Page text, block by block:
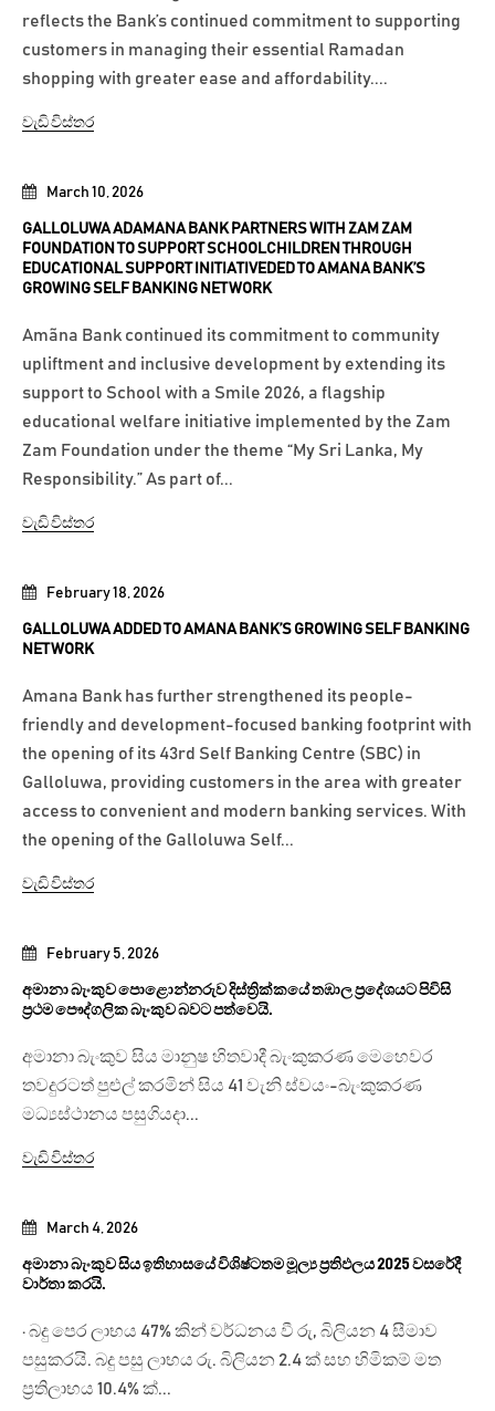
March 4, 2026
අමානා බැංකුව සිය ඉතිහාසයේ විශිෂ්ටතම මූල්‍ය ප්‍රතිඵලය 2025 වසරේදී
වාර්තා කරයි.
· බදු පෙර ලාභය 47% කින් වර්ධනය වී රු, බිලියන 4 සීමාව
පසුකරයි. බදු පසු ලාභය රු. බිලියන 2.4 ක් සහ හිමිකම් මත
ප්‍රතිලාභය 10.4% ක්...
February 5, 2026
අමානා බැංකුව පොළොන්නරුව දිස්ත්‍රික්කයේ තඹාල ප්‍රදේශයට පිවිසි
ප්‍රථම පෞද්ගලික බැංකුව බවට පත්වෙයි.
අමානා බැංකුව සිය මානුෂ හිතවාදී බැංකුකරණ මෙහෙවර
තවදුරටත් පුළුල් කරමින් සිය 41 වැනි ස්වයං-බැංකුකරණ
මධ්‍යස්ථානය පසුගියදා...
වැඩි විස්තර
February 18, 2026
GALLOLUWA ADDED TO AMANA BANK’S GROWING SELF BANKING
NETWORK
Amana Bank has further strengthened its people-
friendly and development-focused banking footprint with
the opening of its 43rd Self Banking Centre (SBC) in
Galloluwa, providing customers in the area with greater
access to convenient and modern banking services. With
the opening of the Galloluwa Self...
වැඩි විස්තර
March 10, 2026
GALLOLUWA ADAMANA BANK PARTNERS WITH ZAM ZAM
FOUNDATION TO SUPPORT SCHOOLCHILDREN THROUGH
EDUCATIONAL SUPPORT INITIATIVEDED TO AMANA BANK’S
GROWING SELF BANKING NETWORK
Amãna Bank continued its commitment to community
upliftment and inclusive development by extending its
support to School with a Smile 2026, a flagship
educational welfare initiative implemented by the Zam
Zam Foundation under the theme “My Sri Lanka, My
Responsibility.” As part of...
වැඩි විස්තර
reflects the Bank’s continued commitment to supporting
customers in managing their essential Ramadan
shopping with greater ease and affordability....
වැඩි විස්තර